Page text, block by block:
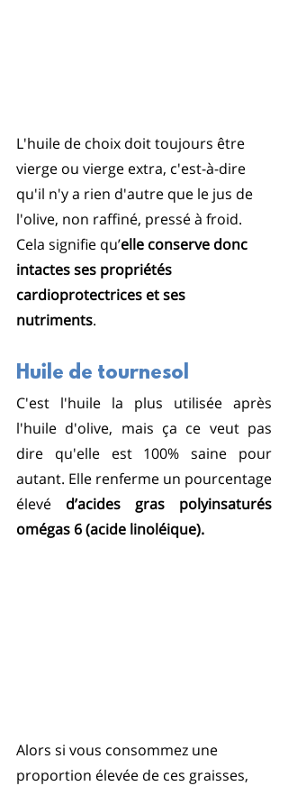
L'huile de choix doit toujours être
vierge ou vierge extra, c'est-à-dire
qu'il n'y a rien d'autre que le jus de
l'olive, non raffiné, pressé à froid.
Cela signifie qu’elle conserve donc
intactes ses propriétés
cardioprotectrices et ses
nutriments.
Huile de tournesol
C'est l'huile la plus utilisée après
l'huile d'olive, mais ça ce veut pas
dire qu'elle est 100% saine pour
autant. Elle renferme un pourcentage
élevé d’acides gras polyinsaturés
omégas 6 (acide linoléique).
Alors si vous consommez une
proportion élevée de ces graisses,